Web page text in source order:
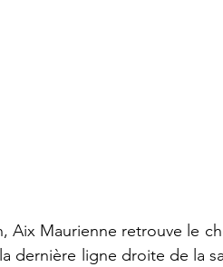
Aix Maurienne retrouve le
dernière ligne droite de la